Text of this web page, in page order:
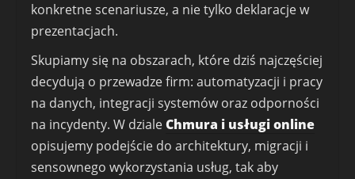
konkretne scenariusze, a nie tylko deklaracje w
prezentacjach.
Skupiamy się na obszarach, które dziś najczęściej
decydują o przewadze firm: automatyzacji i pracy
na danych, integracji systemów oraz odporności
na incydenty. W dzialeChmura i usługi online
opisujemy podejście do architektury, migracji i
sensownego wykorzystania usług, tak aby